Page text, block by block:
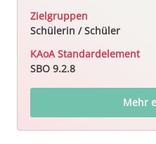
Zielgruppen
Schülerin / Schüler
KAoA Standardelement
SBO 9.2.8
Mehr